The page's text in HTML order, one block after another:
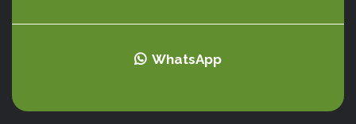
WhatsApp